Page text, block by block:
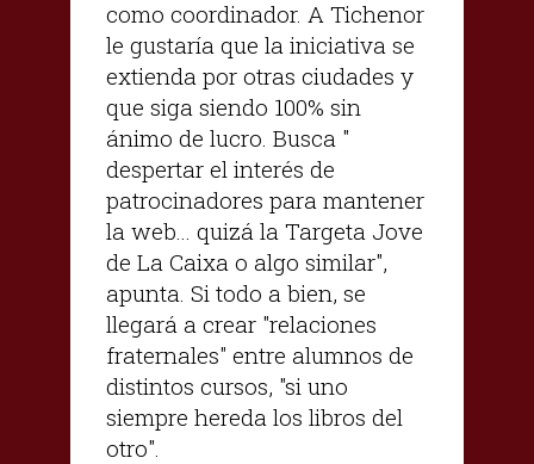
como coordinador. A Tichenor
le gustaría que la iniciativa se
extienda por otras ciudades y
que siga siendo 100% sin
ánimo de lucro. Busca "
despertar el interés de
patrocinadores para mantener
la web... quizá la Targeta Jove
de La Caixa o algo similar",
apunta. Si todo a bien, se
llegará a crear "relaciones
fraternales" entre alumnos de
distintos cursos, "si uno
siempre hereda los libros del
otro".